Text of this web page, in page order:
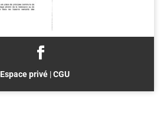
Espace privé|CGU